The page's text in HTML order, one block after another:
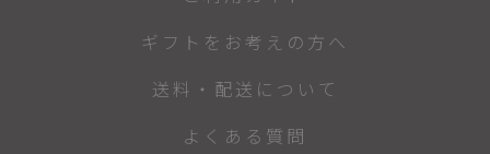
ギフトをお考えの方へ
送料・配送について
よくある質問